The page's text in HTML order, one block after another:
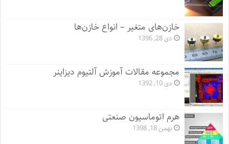
خازن‌های متغیر – انواع خازن‌ها
دی 28, 1396
مجموعه مقالات آموزش آلتیوم دیزاینر
دی 10, 1392
هرم اتوماسیون صنعتی
بهمن 18, 1398